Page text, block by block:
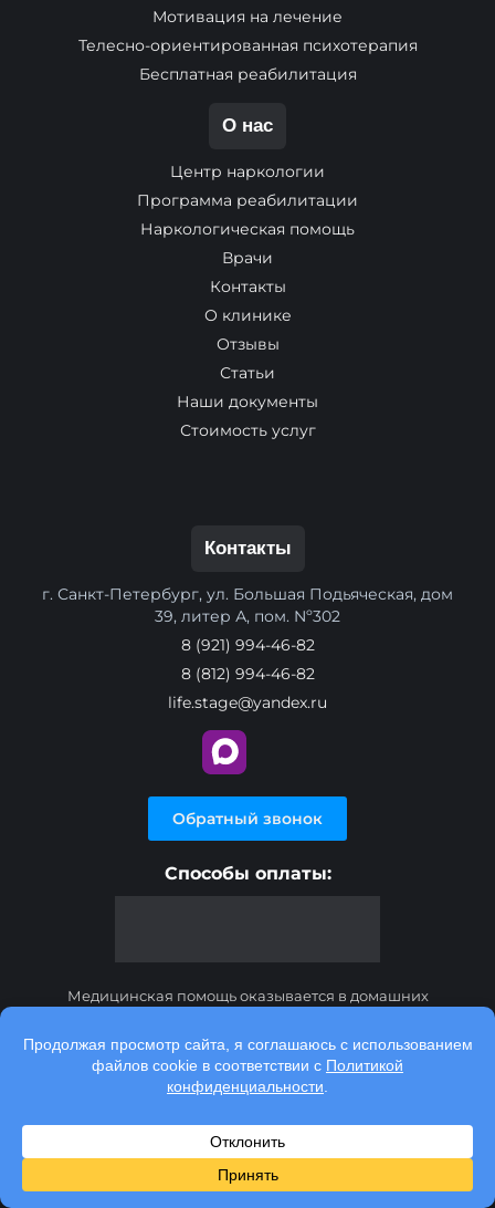
Мотивация на лечение
Телесно-ориентированная психотерапия
Бесплатная реабилитация
О нас
Центр наркологии
Программа реабилитации
Наркологическая помощь
Врачи
Контакты
О клинике
Отзывы
Статьи
Наши документы
Стоимость услуг
Контакты
г. Санкт-Петербург, ул. Большая Подьяческая, дом
39, литер А, пом. Nº302
8 (921) 994-46-82
8 (812) 994-46-82
life.stage@yandex.ru
Обратный звонок
Способы оплаты:
Медицинская помощь оказывается в домашних
месту вызова врача.
Консультационные услуги, оказываемые по телефону,
мессенджерам и в соц. сетях, носят исключительно
медицинскими услугами.
Информация на данном сайте не заменяет посещения
лечащего врача. Мы используем cookies для